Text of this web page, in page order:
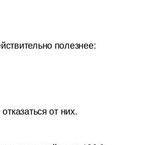
полезнее:
от них.